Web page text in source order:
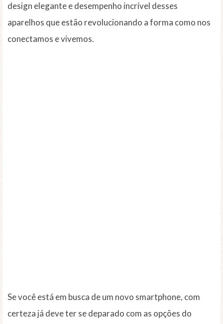
design elegante e desempenho incrível desses
aparelhos que estão revolucionando a forma como nos
conectamos e vivemos.
Se você está em busca de um novo smartphone, com
certeza já deve ter se deparado com as opções do